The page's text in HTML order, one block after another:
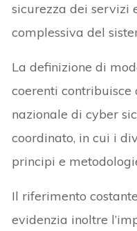
sicurezza dei servizi
complessiva del
La definizione di
coerenti contribuisce
nazionale di cyber
coordinato, in cui i
principi e
Il riferimento
evidenzia inoltre